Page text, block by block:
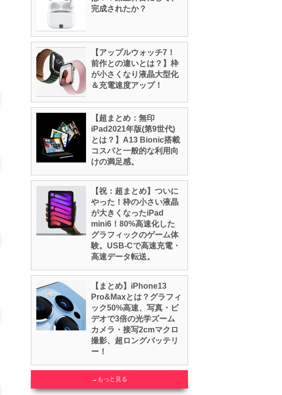
完成されたか？
【アップルウォッチ7！
前作との違いとは？】枠
が小さくなり液晶大型化
＆充電速度アップ！
【超まとめ：無印
iPad2021年版(第9世代)
とは？】A13 Bionic搭載
コスパと一般的な利用向
けの満足感。
【祝：超まとめ】ついに
やった！枠の小さい液晶
が大きくなったiPad
mini6！80%高速化した
グラフィックのゲーム体
験。USB-Cで高速充電・
高速データ転送。
【まとめ】iPhone13
Pro&Maxとは？グラフィ
ック50%高速、写真・ビ
デオで3倍の光学ズーム
カメラ・接写2cmマクロ
撮影、超ロングバッテリ
ー！
→もっと見る